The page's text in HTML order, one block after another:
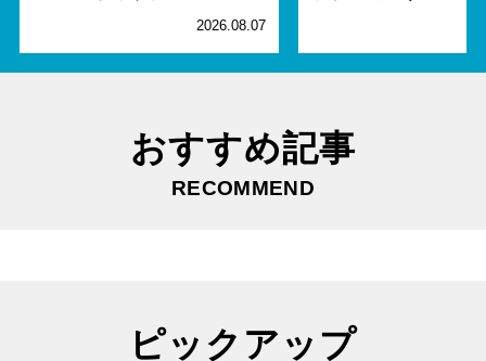
2026.08.07
おすすめ記事
RECOMMEND
ピックアップ